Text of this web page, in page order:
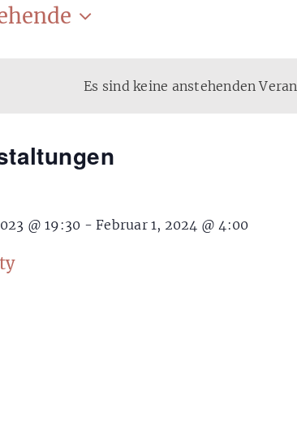
Es sind keine anstehenden
@ 19:30 -Februar 1, 2024 @ 4:00